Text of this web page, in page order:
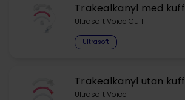
Trakealkanyl med kuff
Ultrasoft Voice Cuff
Ultrasoft
Trakealkanyl utan kuff
Ultrasoft Voice